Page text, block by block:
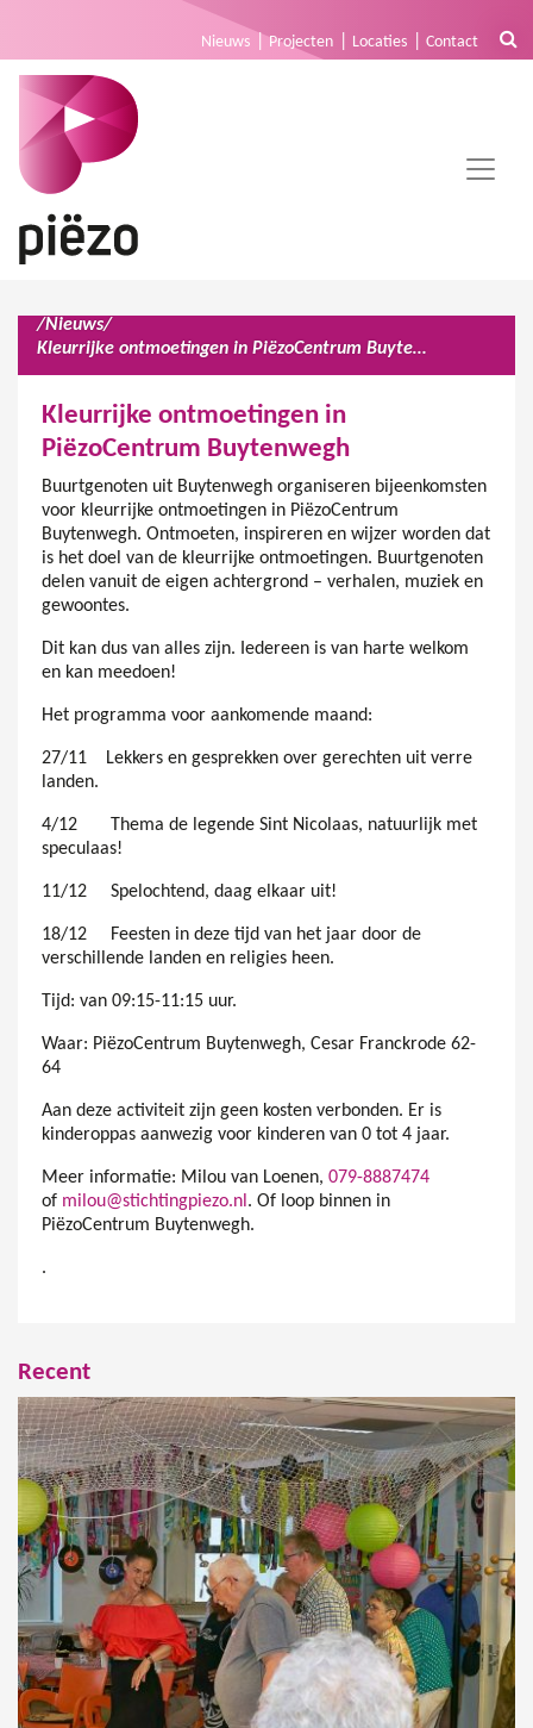
Nieuws Projecten Locaties Contact
/Nieuws/
Kleurrijke ontmoetingen in PiëzoCentrum Buytenwegh
Kleurrijke ontmoetingen in
PiëzoCentrum Buytenwegh
Buurtgenoten uit Buytenwegh organiseren bijeenkomsten
voor kleurrijke ontmoetingen in PiëzoCentrum
Buytenwegh. Ontmoeten, inspireren en wijzer worden dat
is het doel van de kleurrijke ontmoetingen. Buurtgenoten
delen vanuit de eigen achtergrond – verhalen, muziek en
gewoontes.
Dit kan dus van alles zijn. Iedereen is van harte welkom
en kan meedoen!
Het programma voor aankomende maand:
27/11 Lekkers en gesprekken over gerechten uit verre
landen.
4/12 Thema de legende Sint Nicolaas, natuurlijk met
speculaas!
11/12 Spelochtend, daag elkaar uit!
18/12 Feesten in deze tijd van het jaar door de
verschillende landen en religies heen.
Tijd: van 09:15-11:15 uur.
Waar: PiëzoCentrum Buytenwegh, Cesar Franckrode 62-
64
Aan deze activiteit zijn geen kosten verbonden. Er is
kinderoppas aanwezig voor kinderen van 0 tot 4 jaar.
Meer informatie: Milou van Loenen, 079-8887474
of milou@stichtingpiezo.nl . Of loop binnen in
PiëzoCentrum Buytenwegh.
.
Recent